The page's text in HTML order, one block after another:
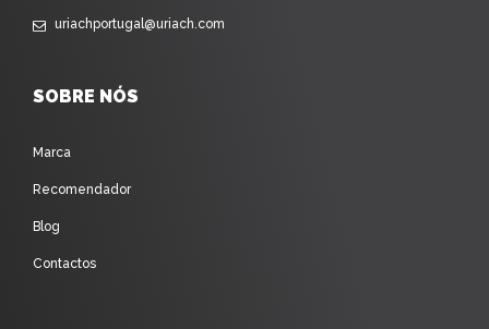
uriachportugal@uriach.com
SOBRE NÓS
Marca
Recomendador
Blog
Contactos